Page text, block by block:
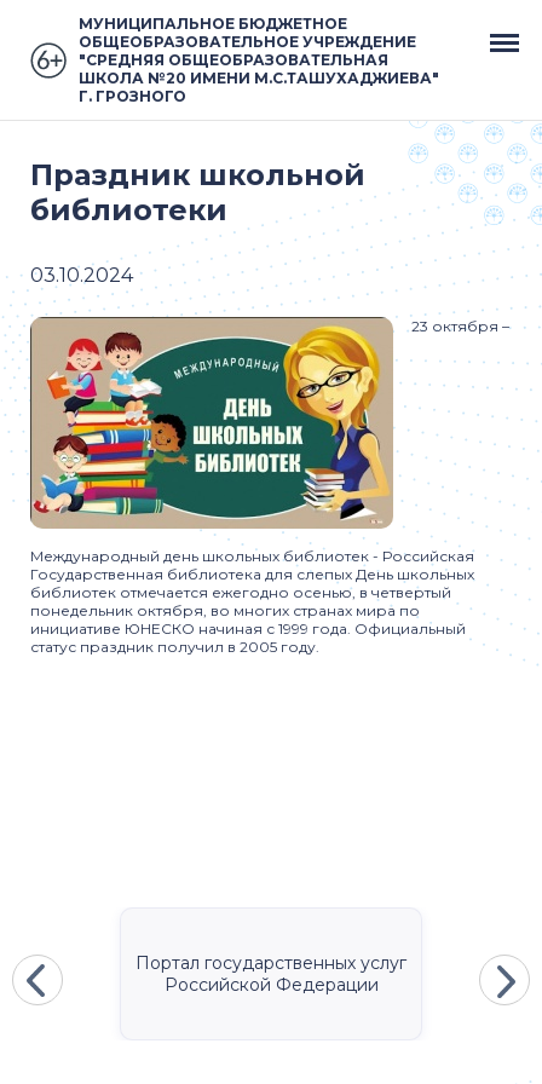
МУНИЦИПАЛЬНОЕ БЮДЖЕТНОЕ
ОБЩЕОБРАЗОВАТЕЛЬНОЕ УЧРЕЖДЕНИЕ
"СРЕДНЯЯ ОБЩЕОБРАЗОВАТЕЛЬНАЯ
ШКОЛА №20 ИМЕНИ М.С.ТАШУХАДЖИЕВА"
Г. ГРОЗНОГО
Праздник школьной
библиотеки
03.10.2024
23 октября –
Международный день школьных библиотек - Российская
Государственная библиотека для слепых День школьных
библиотек отмечается ежегодно осенью, в четвертый
понедельник октября, во многих странах мира по
инициативе ЮНЕСКО начиная с 1999 года. Официальный
статус праздник получил в 2005 году.
Портал государственных услуг
Российской Федерации